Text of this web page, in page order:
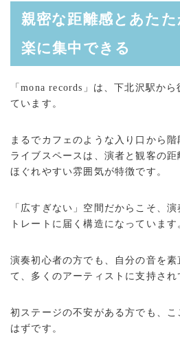
親密な距離感とあた
楽に集中できる
「mona records」は、下北沢駅か
ています。
まるでカフェのような入り口から
ライブスペースは、演者と観客の
ほぐれやすい雰囲気が特徴です。
「広すぎない」空間だからこそ、
トレートに届く構造になっています
演奏初心者の方でも、自分の音を
て、多くのアーティストに支持され
初ステージの不安がある方でも、
はずです。